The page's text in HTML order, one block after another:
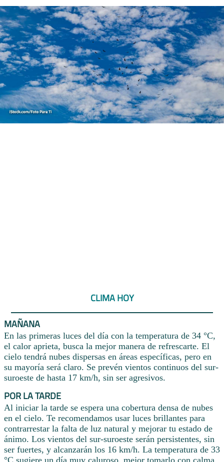
CLIMA HOY
MAÑANA
En las primeras luces del día con la temperatura de 34 °C,
el calor aprieta, busca la mejor manera de refrescarte. El
cielo tendrá nubes dispersas en áreas específicas, pero en
su mayoría será claro. Se prevén vientos continuos del sur-
suroeste de hasta 17 km/h, sin ser agresivos.
POR LA TARDE
Al iniciar la tarde se espera una cobertura densa de nubes
en el cielo. Te recomendamos usar luces brillantes para
contrarrestar la falta de luz natural y mejorar tu estado de
ánimo. Los vientos del sur-suroeste serán persistentes, sin
ser fuertes, y alcanzarán los 16 km/h. La temperatura de 33